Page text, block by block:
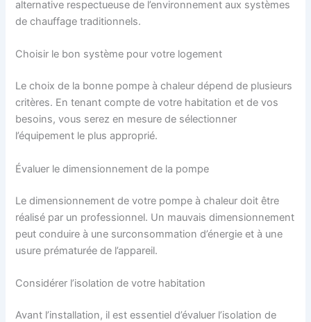
alternative respectueuse de l’environnement aux systèmes
de chauffage traditionnels.
Choisir le bon système pour votre logement
Le choix de la bonne pompe à chaleur dépend de plusieurs
critères. En tenant compte de votre habitation et de vos
besoins, vous serez en mesure de sélectionner
l’équipement le plus approprié.
Évaluer le dimensionnement de la pompe
Le dimensionnement de votre pompe à chaleur doit être
réalisé par un professionnel. Un mauvais dimensionnement
peut conduire à une surconsommation d’énergie et à une
usure prématurée de l’appareil.
Considérer l’isolation de votre habitation
Avant l’installation, il est essentiel d’évaluer l’isolation de